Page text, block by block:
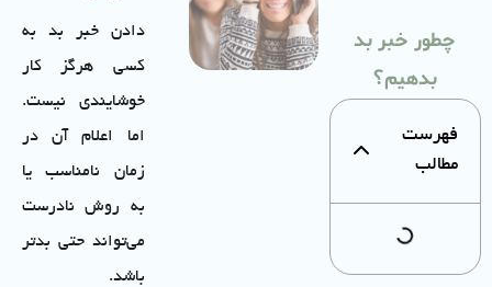
چطور خبر بد
بدهیم؟
فهرست
مطالب
دادن خبر بد به
کسی هرگز کار
خوشایندی نیست.
اما اعلام آن در
زمان نامناسب یا
به روش نادرست
می‌تواند حتی بدتر
باشد.